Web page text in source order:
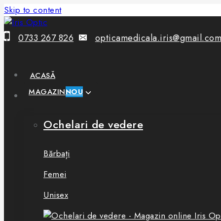
Skip to content
0733 267 826
ACASĂ
MAGAZINNOU
Ochelari de vedere
Bărbați
Femei
Unisex